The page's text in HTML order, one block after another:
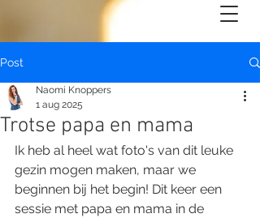
Post
Trotse papa en mama
Naomi Knoppers
1 aug 2025
Ik heb al heel wat foto's van dit leuke
gezin mogen maken, maar we
beginnen bij het begin! Dit keer een
sessie met papa en mama in de